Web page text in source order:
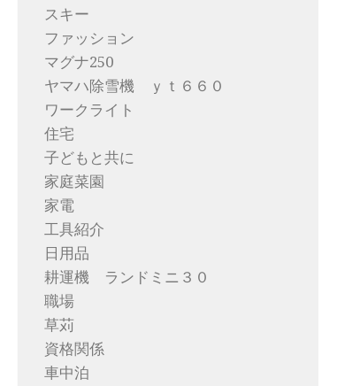
スキー
ファッション
マグナ250
ヤマハ除雪機 ｙｔ６６０
ワークライト
住宅
子どもと共に
家庭菜園
家電
工具紹介
日用品
耕運機 ランドミニ３０
職場
草苅
資格関係
車中泊